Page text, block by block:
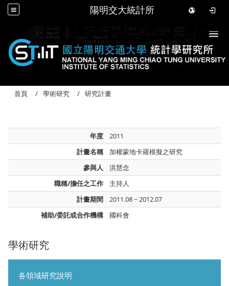
陽明交大統計所
學術研究
各領域研究說明
首頁 學術研究 研究計畫
年度
2011
計畫名稱
加權蒙地卡羅模擬之研究
參與人
洪慧念
職稱/擔任之工作
主持人
計畫期間
2011.08 ~ 2012.07
補助/委託或合作機構
國科會